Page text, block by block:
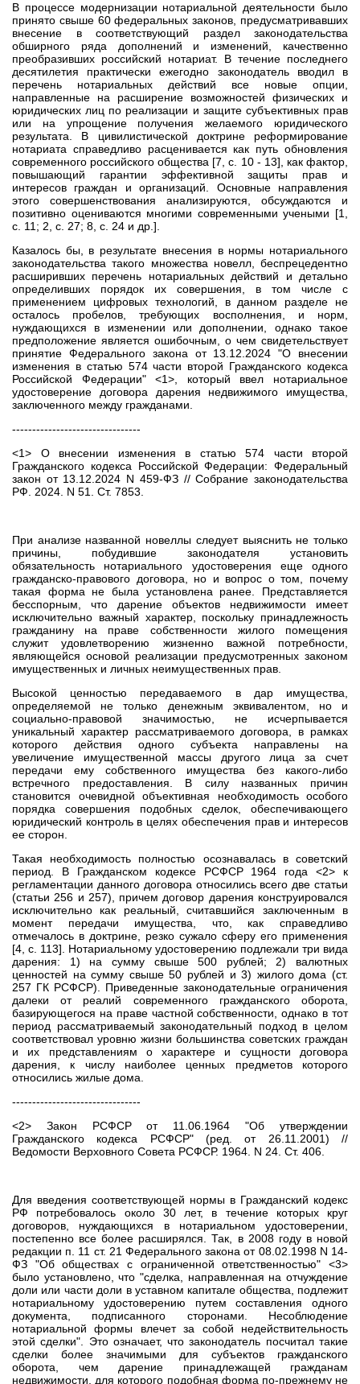
В процессе модернизации нотариальной деятельности было
принято свыше 60 федеральных законов, предусматривавших
внесение в соответствующий раздел законодательства
обширного ряда дополнений и изменений, качественно
преобразивших российский нотариат. В течение последнего
десятилетия практически ежегодно законодатель вводил в
перечень нотариальных действий все новые опции,
направленные на расширение возможностей физических и
юридических лиц по реализации и защите субъективных прав
или на упрощение получения желаемого юридического
результата. В цивилистической доктрине реформирование
нотариата справедливо расценивается как путь обновления
современного российского общества [7, с. 10 - 13], как фактор,
повышающий гарантии эффективной защиты прав и
интересов граждан и организаций. Основные направления
этого совершенствования анализируются, обсуждаются и
позитивно оцениваются многими современными учеными [1,
с. 11; 2, с. 27; 8, с. 24 и др.].
Казалось бы, в результате внесения в нормы нотариального
законодательства такого множества новелл, беспрецедентно
расширивших перечень нотариальных действий и детально
определивших порядок их совершения, в том числе с
применением цифровых технологий, в данном разделе не
осталось пробелов, требующих восполнения, и норм,
нуждающихся в изменении или дополнении, однако такое
предположение является ошибочным, о чем свидетельствует
принятие Федерального закона от 13.12.2024 "О внесении
изменения в статью 574 части второй Гражданского кодекса
Российской Федерации" <1>, который ввел нотариальное
удостоверение договора дарения недвижимого имущества,
заключенного между гражданами.
--------------------------------
<1> О внесении изменения в статью 574 части второй
Гражданского кодекса Российской Федерации: Федеральный
закон от 13.12.2024 N 459-ФЗ // Собрание законодательства
РФ. 2024. N 51. Ст. 7853.
При анализе названной новеллы следует выяснить не только
причины, побудившие законодателя установить
обязательность нотариального удостоверения еще одного
гражданско-правового договора, но и вопрос о том, почему
такая форма не была установлена ранее. Представляется
бесспорным, что дарение объектов недвижимости имеет
исключительно важный характер, поскольку принадлежность
гражданину на праве собственности жилого помещения
служит удовлетворению жизненно важной потребности,
являющейся основой реализации предусмотренных законом
имущественных и личных неимущественных прав.
Высокой ценностью передаваемого в дар имущества,
определяемой не только денежным эквивалентом, но и
социально-правовой значимостью, не исчерпывается
уникальный характер рассматриваемого договора, в рамках
которого действия одного субъекта направлены на
увеличение имущественной массы другого лица за счет
передачи ему собственного имущества без какого-либо
встречного предоставления. В силу названных причин
становится очевидной объективная необходимость особого
порядка совершения подобных сделок, обеспечивающего
юридический контроль в целях обеспечения прав и интересов
ее сторон.
Такая необходимость полностью осознавалась в советский
период. В Гражданском кодексе РСФСР 1964 года <2> к
регламентации данного договора относились всего две статьи
(статьи 256 и 257), причем договор дарения конструировался
исключительно как реальный, считавшийся заключенным в
момент передачи имущества, что, как справедливо
отмечалось в доктрине, резко сужало сферу его применения
[4, с. 113]. Нотариальному удостоверению подлежали три вида
дарения: 1) на сумму свыше 500 рублей; 2) валютных
ценностей на сумму свыше 50 рублей и 3) жилого дома (ст.
257 ГК РСФСР). Приведенные законодательные ограничения
далеки от реалий современного гражданского оборота,
базирующегося на праве частной собственности, однако в тот
период рассматриваемый законодательный подход в целом
соответствовал уровню жизни большинства советских граждан
и их представлениям о характере и сущности договора
дарения, к числу наиболее ценных предметов которого
относились жилые дома.
--------------------------------
<2> Закон РСФСР от 11.06.1964 "Об утверждении
Гражданского кодекса РСФСР" (ред. от 26.11.2001) //
Ведомости Верховного Совета РСФСР. 1964. N 24. Ст. 406.
Для введения соответствующей нормы в Гражданский кодекс
РФ потребовалось около 30 лет, в течение которых круг
договоров, нуждающихся в нотариальном удостоверении,
постепенно все более расширялся. Так, в 2008 году в новой
редакции п. 11 ст. 21 Федерального закона от 08.02.1998 N 14-
ФЗ "Об обществах с ограниченной ответственностью" <3>
было установлено, что "сделка, направленная на отчуждение
доли или части доли в уставном капитале общества, подлежит
нотариальному удостоверению путем составления одного
документа, подписанного сторонами. Несоблюдение
нотариальной формы влечет за собой недействительность
этой сделки". Это означает, что законодатель посчитал такие
сделки более значимыми для субъектов гражданского
оборота, чем дарение принадлежащей гражданам
недвижимости, для которого подобная форма по-прежнему не